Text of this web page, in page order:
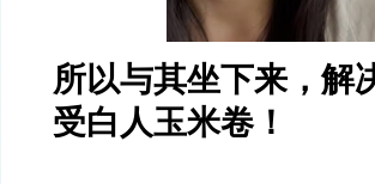
所以与其坐下来，解
受白人玉米卷！